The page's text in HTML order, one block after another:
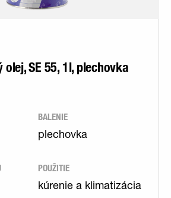
SE 55, 1l, plechovka
BALENIE
plechovka
POUŽITIE
kúrenie a klimatizácia